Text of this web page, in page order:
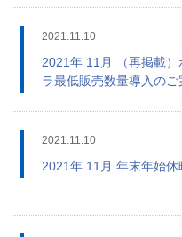
2021.11.10
2021年 11月 （再掲載
ラ最低販売数量導入のご
2021.11.10
2021年 11月 年末年始休